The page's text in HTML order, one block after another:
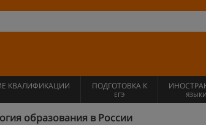
КВАЛИФИКАЦИИ ПОДГОТОВКА К
ЕГЭ ЯЗЫКИ
образования в России